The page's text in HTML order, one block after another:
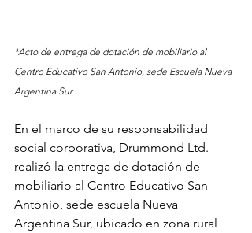
*Acto de entrega de dotación de mobiliario al
Centro Educativo San Antonio, sede Escuela Nueva
Argentina Sur.
En el marco de su responsabilidad
social corporativa, Drummond Ltd.
realizó la entrega de dotación de
mobiliario al Centro Educativo San
Antonio, sede escuela Nueva
Argentina Sur, ubicado en zona rural